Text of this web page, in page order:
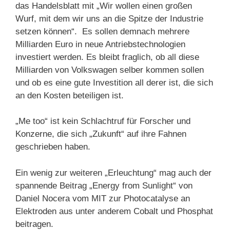
das Handelsblatt mit „Wir wollen einen großen
Wurf, mit dem wir uns an die Spitze der Industrie
setzen können“. Es sollen demnach mehrere
Milliarden Euro in neue Antriebstechnologien
investiert werden. Es bleibt fraglich, ob all diese
Milliarden von Volkswagen selber kommen sollen
und ob es eine gute Investition all derer ist, die sich
an den Kosten beteiligen ist.
„Me too“ ist kein Schlachtruf für Forscher und
Konzerne, die sich „Zukunft“ auf ihre Fahnen
geschrieben haben.
Ein wenig zur weiteren „Erleuchtung“ mag auch der
spannende Beitrag „Energy from Sunlight“ von
Daniel Nocera vom MIT zur Photocatalyse an
Elektroden aus unter anderem Cobalt und Phosphat
beitragen.